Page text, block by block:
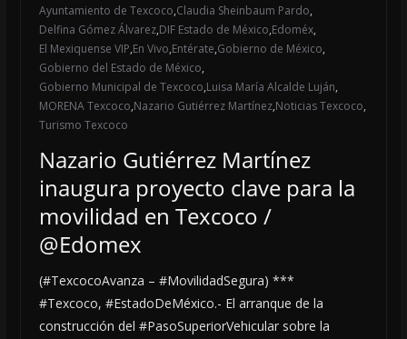
Ayuntamiento de Texcoco,Claudia Sheinbaum Pardo,
Delfina Gómez Álvarez,DIF Estado de México,Edoméx,
El Mexiquense VIP,En Vivo,Entérate,Gobierno de México,
Gobierno del Estado de México,
Gobierno Municipal de Texcoco,Luisa María Alcalde Luján,
MORENA Texcoco,Nazario Gutiérrez Martínez,Noticias Texcoco,
Turismo Texcoco
Nazario Gutiérrez Martínez
inaugura proyecto clave para la
movilidad en Texcoco /
@Edomex
(#TexcocoAvanza – #MovilidadSegura) ***
#Texcoco, #EstadoDeMéxico.- El arranque de la
construcción del #PasoSuperiorVehicular sobre la